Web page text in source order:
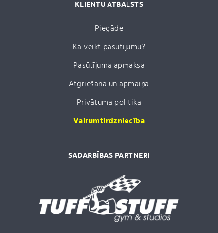
KLIENTU ATBALSTS
Piegāde
Kā veikt pasūtījumu?
Pasūtījuma apmaksa
Atgriešana un apmaiņa
Privātuma politika
Vairumtirdzniecība
SADARBĪBAS PARTNERI